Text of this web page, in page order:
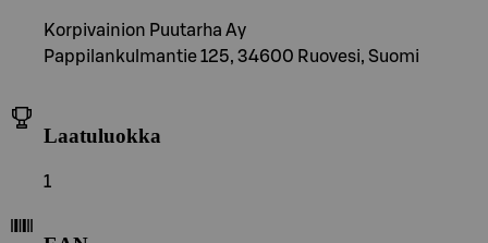
Korpivainion Puutarha Ay
Pappilankulmantie 125, 34600 Ruovesi, Suomi
Laatuluokka
1